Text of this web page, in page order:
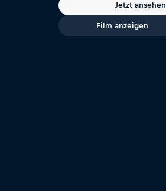
Jetzt ansehen
Film anzeigen